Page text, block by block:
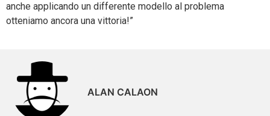
anche applicando un differente modello al problema
otteniamo ancora una vittoria!”
ALAN CALAON